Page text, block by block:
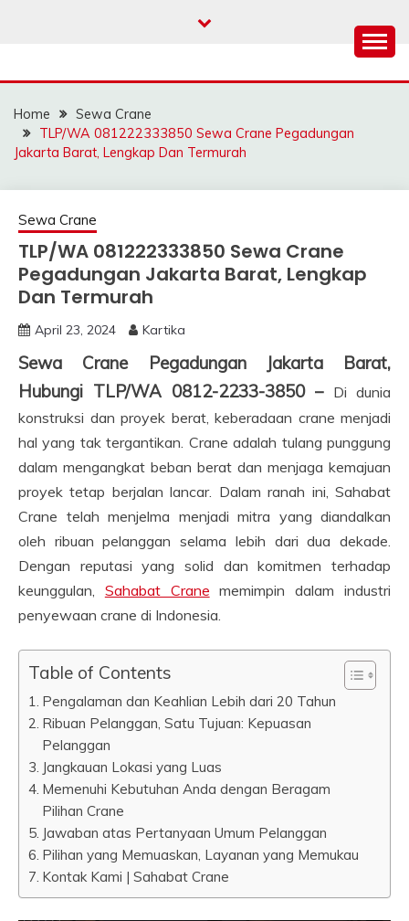
SAHABAT CRANE |
JASA SEWA CRANE |
FORKLIFT | SKYLIFT
Home
Sewa Crane
TLP/WA 081222333850 Sewa Crane Pegadungan
Jakarta Barat, Lengkap Dan Termurah
Sewa Crane
TLP/WA 081222333850 Sewa Crane
Pegadungan Jakarta Barat, Lengkap
Dan Termurah
April 23, 2024 Kartika
Sewa Crane Pegadungan Jakarta Barat,
Hubungi TLP/WA 0812-2233-3850 – Di dunia
konstruksi dan proyek berat, keberadaan crane menjadi
hal yang tak tergantikan. Crane adalah tulang punggung
dalam mengangkat beban berat dan menjaga kemajuan
proyek tetap berjalan lancar. Dalam ranah ini, Sahabat
Crane telah menjelma menjadi mitra yang diandalkan
oleh ribuan pelanggan selama lebih dari dua dekade.
Dengan reputasi yang solid dan komitmen terhadap
keunggulan, Sahabat Crane memimpin dalam industri
penyewaan crane di Indonesia.
Table of Contents
Pengalaman dan Keahlian Lebih dari 20 Tahun
Ribuan Pelanggan, Satu Tujuan: Kepuasan
Pelanggan
Jangkauan Lokasi yang Luas
Memenuhi Kebutuhan Anda dengan Beragam
Pilihan Crane
Jawaban atas Pertanyaan Umum Pelanggan
Pilihan yang Memuaskan, Layanan yang Memukau
Kontak Kami | Sahabat Crane